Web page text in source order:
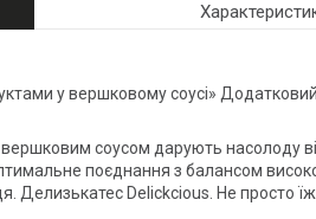
у вершковому соусі»
соусом дарують насолоду
поєднання з балансом
Делизькатес Delickcious. Не просто